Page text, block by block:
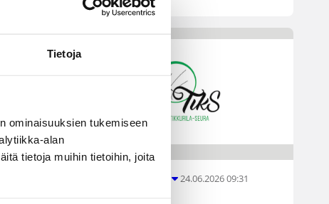
Tietoja
ominaisuuksien tukemiseen
alan
tietoja muihin tietoihin, joita
24.06.2026 09:31